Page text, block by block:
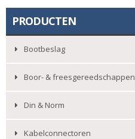
PRODUCTEN
Bootbeslag
Boor- & freesgereedschappen
Din & Norm
Kabelconnectoren